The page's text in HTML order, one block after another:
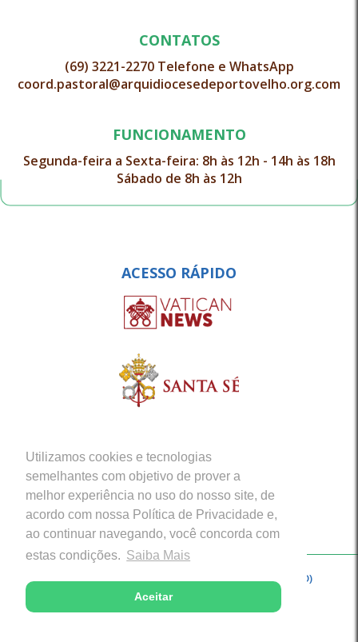
Utilizamos cookies e tecnologias
semelhantes com objetivo de prover a
melhor experiência no uso do nosso site, de
acordo com nossa Política de Privacidade e,
ao continuar navegando, você concorda com
estas condições. Saiba Mais
Aceitar
CONTATOS
(69) 3221-2270 Telefone e WhatsApp
coord.pastoral@arquidiocesedeportovelho.org.com
FUNCIONAMENTO
Segunda-feira a Sexta-feira: 8h às 12h - 14h às 18h
Sábado de 8h às 12h
ACESSO RÁPIDO
Copyright © 2026 - Arquidiocese de Porto Velho (RO)
Desenvolvido com excelência por